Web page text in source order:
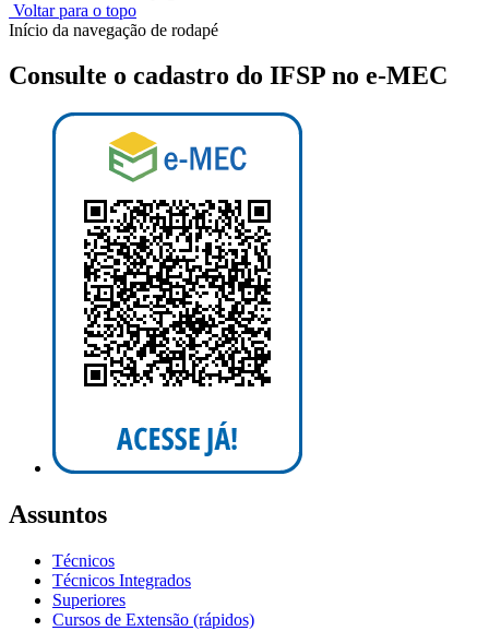
Voltar para o topo
Início da navegação de rodapé
Consulte o cadastro do IFSP no e-MEC
Assuntos
Técnicos
Técnicos Integrados
Superiores
Cursos de Extensão (rápidos)